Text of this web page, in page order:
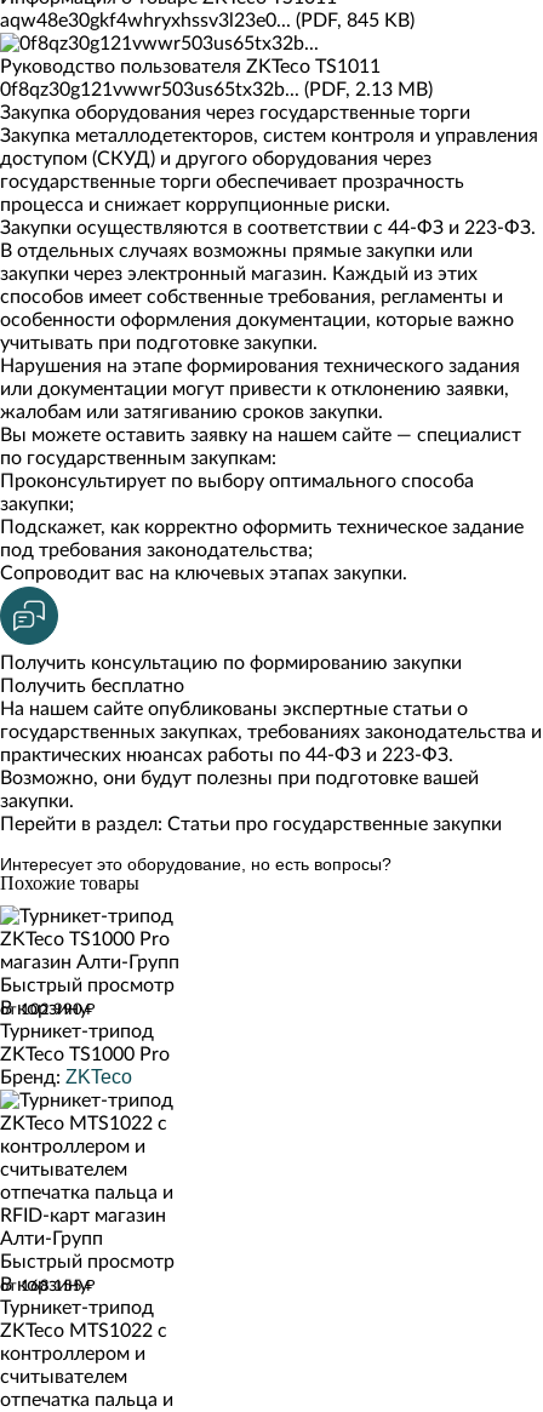
aqw48e30gkf4whryxhssv3l23e0... (PDF, 845 KB)
Руководство пользователя ZKTeco TS1011
0f8qz30g121vwwr503us65tx32b... (PDF, 2.13 MB)
Закупка оборудования через государственные торги
Закупка металлодетекторов, систем контроля и управления
доступом (СКУД) и другого оборудования через
государственные торги обеспечивает прозрачность
процесса и снижает коррупционные риски.
Закупки осуществляются в соответствии с 44-ФЗ и 223-ФЗ.
В отдельных случаях возможны прямые закупки или
закупки через электронный магазин. Каждый из этих
способов имеет собственные требования, регламенты и
особенности оформления документации, которые важно
учитывать при подготовке закупки.
Нарушения на этапе формирования технического задания
или документации могут привести к отклонению заявки,
жалобам или затягиванию сроков закупки.
Вы можете оставить заявку на нашем сайте — специалист
по государственным закупкам:
Проконсультирует по выбору оптимального способа
закупки;
Подскажет, как корректно оформить техническое задание
под требования законодательства;
Сопроводит вас на ключевых этапах закупки.
Получить консультацию по формированию закупки
Получить бесплатно
На нашем сайте опубликованы экспертные статьи о
государственных закупках, требованиях законодательства и
практических нюансах работы по 44-ФЗ и 223-ФЗ.
Возможно, они будут полезны при подготовке вашей
закупки.
Перейти в раздел: Статьи про государственные закупки
Интересует это оборудование, но есть вопросы?
Похожие товары
Быстрый просмотр
В корзину
от 102 990 ₽
Турникет-трипод
ZKTeco TS1000 Pro
Бренд: ZKTeco
Быстрый просмотр
В корзину
от 168 155 ₽
Турникет-трипод
ZKTeco MTS1022 с
контроллером и
считывателем
отпечатка пальца и